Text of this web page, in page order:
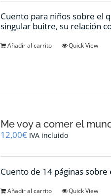
Cuento para niños sobre el
singular buitre, su relación
Añadir al carrito Quick View
Me voy a comer el
12,00€ IVA incluido
Cuento de 14 páginas sobre
Añadir al carrito Quick View